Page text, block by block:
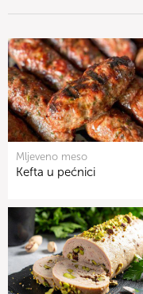
Mljeveno meso
Kefta u pećnici